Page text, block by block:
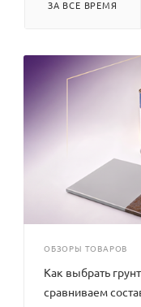
ЗА ВСЕ ВРЕМЯ
ОБЗОРЫ ТОВАРОВ
Как выбрать
сравниваем